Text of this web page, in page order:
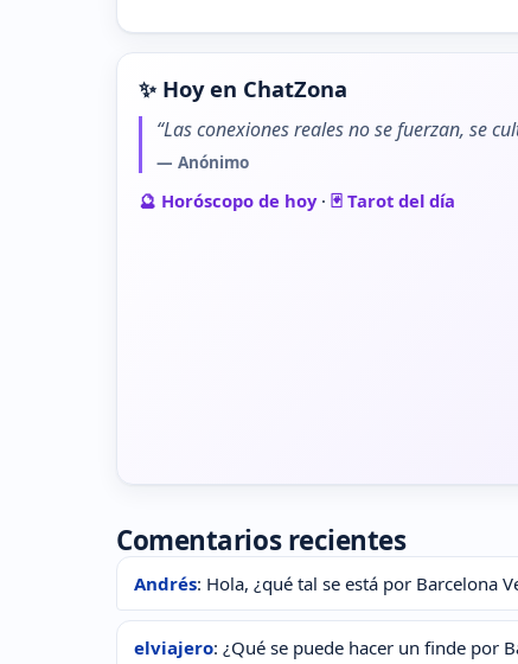
✨ Hoy en ChatZona
“Las conexiones reales no se fuerzan, se
— Anónimo
🔮 Horóscopo de hoy· 🃏 Tarot del día
Comentarios recientes
Andrés: Hola, ¿qué tal se está por Barcelona
elviajero: ¿Qué se puede hacer un finde por